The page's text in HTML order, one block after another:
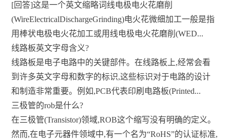
[回答]这是一个英文缩略词线电极电火花磨削
(WireElectricalDischargeGrinding)电火花微细加工一般是指
用棒状电极电火花加工或用线电极电火花磨削(WED...
线路板英文字母含义?
线路板是电子电路中的关键部件。在线路板上,经常会看
到许多英文字母和数字的标识,这些标识对于电路的设计
和制造非常重要。例如,PCB代表印刷电路板(Printed...
三极管的rob是什么?
在三极管(Transistor)领域,ROB这个缩写没有明确的定义。
然而,在电子元器件领域中,有一个名为“RoHS”的认证标准,